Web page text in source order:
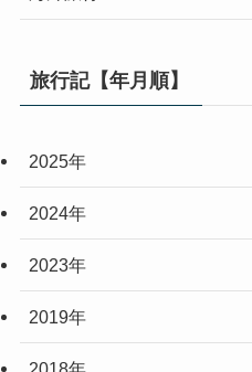
旅行記【年月順】
2025年
2024年
2023年
2019年